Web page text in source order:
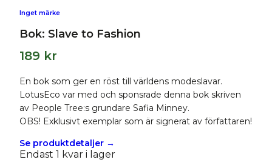
Inget märke
Bok: Slave to Fashion
189 kr
En bok som ger en röst till världens modeslavar.
LotusEco var med och sponsrade denna bok skriven
av People Tree:s grundare Safia Minney.
OBS! Exklusivt exemplar som är signerat av författaren!
Se produktdetaljer →
Endast 1 kvar i lager